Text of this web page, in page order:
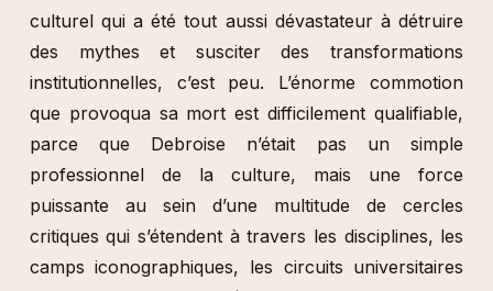
culturel qui a été tout aussi dévastateur à détruire
des mythes et susciter des transformations
institutionnelles, c’est peu. L’énorme commotion
que provoqua sa mort est difficilement qualifiable,
parce que Debroise n’était pas un simple
professionnel de la culture, mais une force
puissante au sein d’une multitude de cercles
critiques qui s’étendent à travers les disciplines, les
camps iconographiques, les circuits universitaires